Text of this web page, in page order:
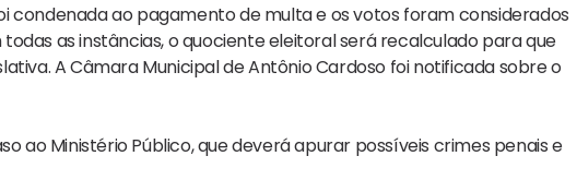
condenada ao pagamento de multa e os votos foram considerados
as instâncias, o quociente eleitoral será recalculado para que
A Câmara Municipal de Antônio Cardoso foi notificada sobre o
ao Ministério Público, que deverá apurar possíveis crimes penais e